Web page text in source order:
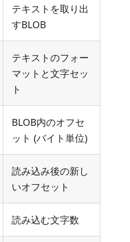
テキストを取り出
すBLOB
テキストのフォー
マットと文字セッ
ト
BLOB内のオフセ
ット (バイト単位)
読み込み後の新し
いオフセット
読み込む文字数